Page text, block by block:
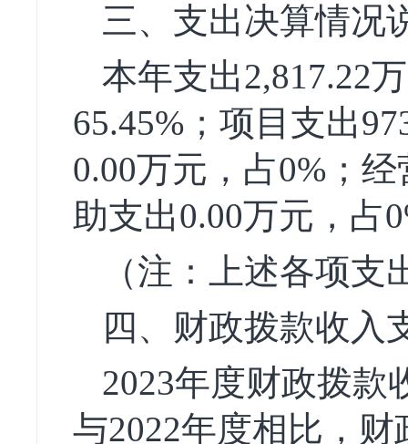
三、支出决算情况
本年支出2,817.22
65.45%；项目支出
0.00万元，占0%；
助支出0.00万元，占
（注：上述各项
四、财政拨款收入
2023年度财政拨款
与2022年度相比，